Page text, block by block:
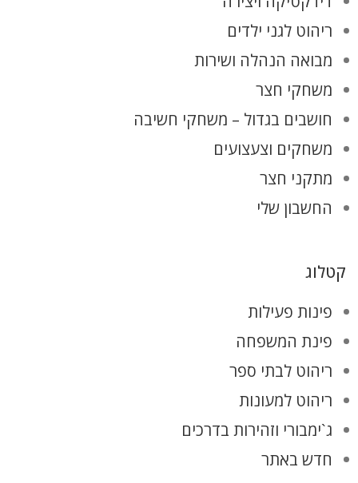
ריהוט לגני ילדים
מבואה הנהלה ושירות
משחקי חצר
חושבים בגדול – משחקי חשיבה
משחקים וצעצועים
מתקני חצר
החשבון שלי
קטלוג
פינות פעילות
פינת המשפחה
ריהוט לבתי ספר
ריהוט למעונות
ג`ימבורי וזהירות בדרכים
חדש באתר